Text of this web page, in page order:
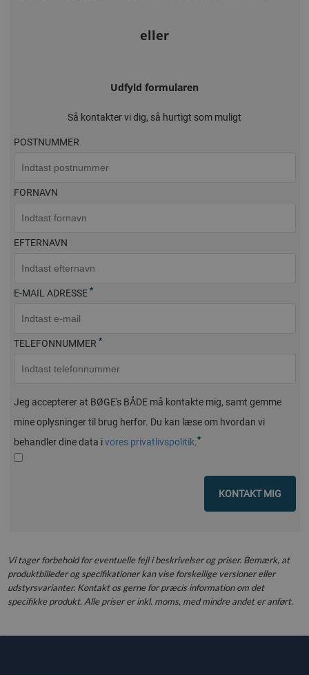
eller
Udfyld formularen
Så kontakter vi dig, så hurtigt som muligt
POSTNUMMER
FORNAVN
EFTERNAVN
E-MAIL ADRESSE *
TELEFONNUMMER *
Jeg accepterer at BØGE's BÅDE må kontakte mig, samt gemme
mine oplysninger til brug herfor. Du kan læse om hvordan vi
behandler dine data ivores privatlivspolitik.*
KONTAKT MIG
Vi tager forbehold for eventuelle fejl i beskrivelser og priser. Bemærk, at
produktbilleder og specifikationer kan vise forskellige versioner eller
udstyrsvarianter. Kontakt os gerne for præcis information om det
specifikke produkt. Alle priser er inkl. moms, med mindre andet er anført.